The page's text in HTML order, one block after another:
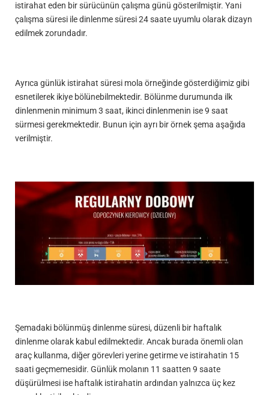
istirahat eden bir sürücünün çalışma günü gösterilmiştir. Yani
çalışma süresi ile dinlenme süresi 24 saate uyumlu olarak dizayn
edilmek zorundadır.
Ayrıca günlük istirahat süresi mola örneğinde gösterdiğimiz gibi
esnetilerek ikiye bölünebilmektedir. Bölünme durumunda ilk
dinlenmenin minimum 3 saat, ikinci dinlenmenin ise 9 saat
sürmesi gerekmektedir. Bunun için ayrı bir örnek şema aşağıda
verilmiştir.
Şemadaki bölünmüş dinlenme süresi, düzenli bir haftalık
dinlenme olarak kabul edilmektedir. Ancak burada önemli olan
araç kullanma, diğer görevleri yerine getirme ve istirahatin 15
saati geçmemesidir. Günlük molanın 11 saatten 9 saate
düşürülmesi ise haftalık istirahatin ardından yalnızca üç kez